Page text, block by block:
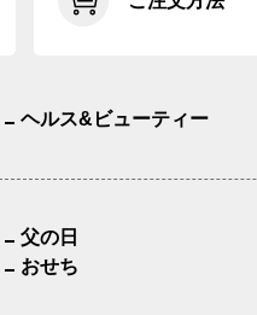
ヘルス&ビューティー
父の日
おせち